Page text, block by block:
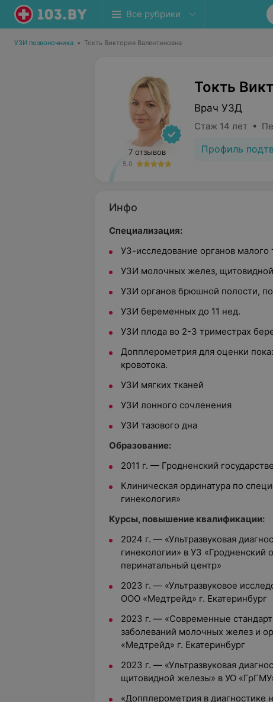
Все рубрики
УЗИ позвоночника • Токть Виктория Валентиновна
7 отзывов
5.0
Токть
Врач УЗД
Стаж 14 лет •
Профиль
Инфо
Специализация:
УЗ-исследование органов малого
УЗИ молочных желез,
УЗИ органов брюшной полости,
УЗИ беременных до 11 нед.
УЗИ плода во 2-3 триместрах
Допплерометрия для оценки
кровотока.
УЗИ мягких тканей
УЗИ лонного сочленения
УЗИ тазового дна
Образование:
2011 г. — Гродненский
Клиническая ординатура по
гинекология»
Курсы, повышение квалификации:
2024 г. — «Ультразвуковая
гинекологии» в УЗ «Гродненский
перинатальный центр»
2023 г. — «Ультразвуковое
ООО «Медтрейд» г. Екатеринбург
2023 г. — «Современные
заболеваний молочных желез и
«Медтрейд» г. Екатеринбург
2023 г. — «Ультразвуковая
щитовидной железы» в УО
«Допплерометрия в диагностике